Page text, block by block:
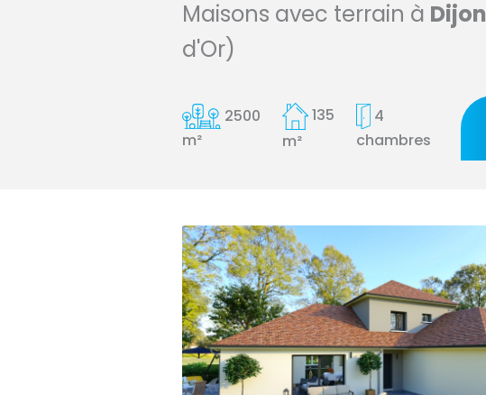
Maisons avec terrain à Dijon
d'Or)
2500
m²
135
m²
4
chambres